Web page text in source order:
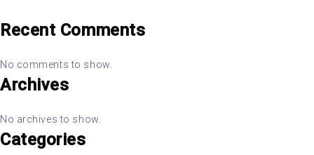
Recent Comments
No comments to show.
Archives
No archives to show.
Categories